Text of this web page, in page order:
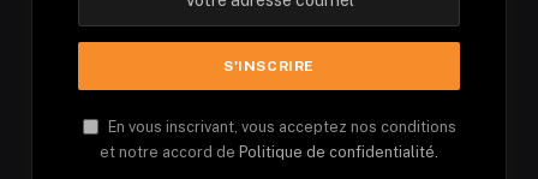
En vous inscrivant, vous acceptez nos conditions
et notre accord de Politique de confidentialité.